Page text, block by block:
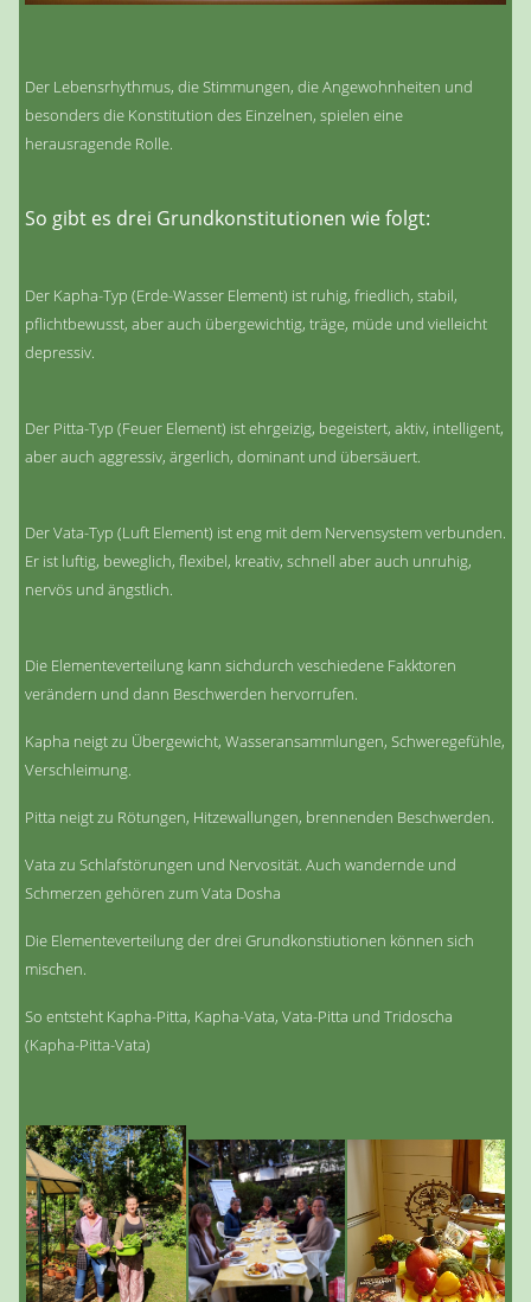
Der Lebensrhythmus, die Stimmungen, die Angewohnheiten und
besonders die Konstitution des Einzelnen, spielen eine
herausragende Rolle.
So gibt es drei Grundkonstitutionen wie folgt:
Der Kapha-Typ (Erde-Wasser Element) ist ruhig, friedlich, stabil,
pflichtbewusst, aber auch übergewichtig, träge, müde und vielleicht
depressiv.
Der Pitta-Typ (Feuer Element) ist ehrgeizig, begeistert, aktiv, intelligent,
aber auch aggressiv, ärgerlich, dominant und übersäuert.
Der Vata-Typ (Luft Element) ist eng mit dem Nervensystem verbunden.
Er ist luftig, beweglich, flexibel, kreativ, schnell aber auch unruhig,
nervös und ängstlich.
Die Elementeverteilung kann sichdurch veschiedene Fakktoren
verändern und dann Beschwerden hervorrufen.
Kapha neigt zu Übergewicht, Wasseransammlungen, Schweregefühle,
Verschleimung.
Pitta neigt zu Rötungen, Hitzewallungen, brennenden Beschwerden.
Vata zu Schlafstörungen und Nervosität. Auch wandernde und
Schmerzen gehören zum Vata Dosha
Die Elementeverteilung der drei Grundkonstiutionen können sich
mischen.
So entsteht Kapha-Pitta, Kapha-Vata, Vata-Pitta und Tridoscha
(Kapha-Pitta-Vata)